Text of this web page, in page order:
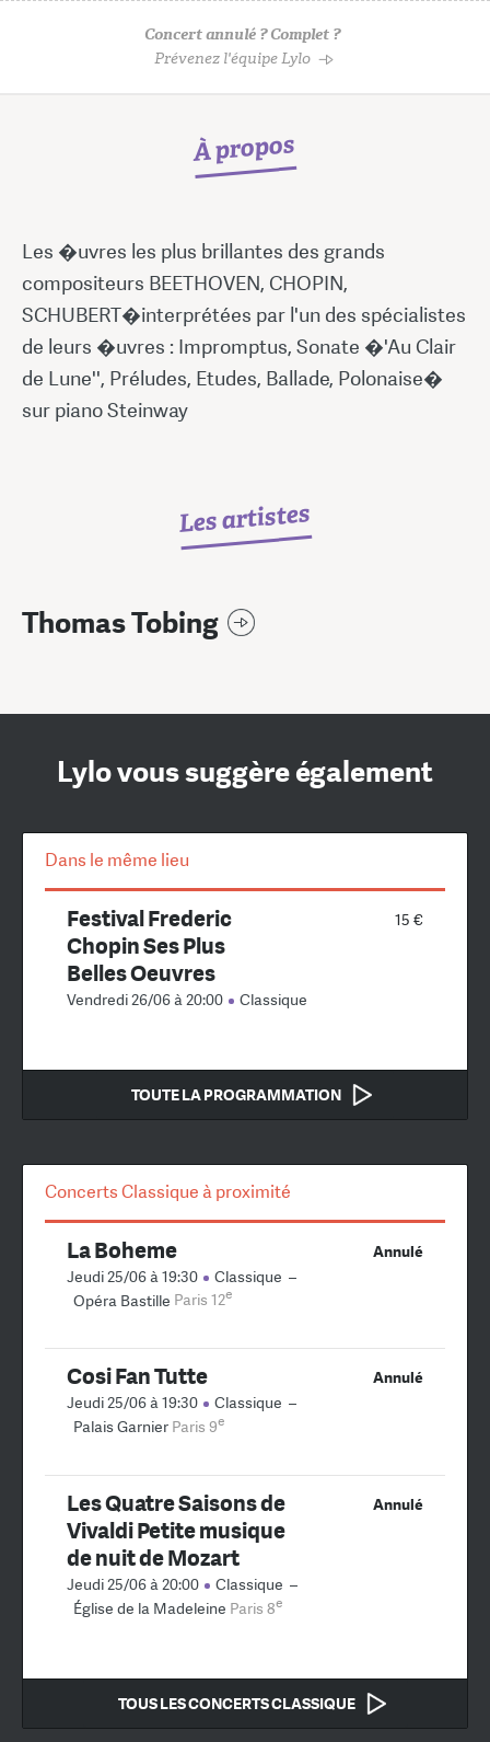
Concert annulé ? Complet ?
Prévenez l'équipe Lylo
À propos
Les �uvres les plus brillantes des grands
compositeurs BEETHOVEN, CHOPIN,
SCHUBERT�interprétées par l'un des spécialistes
de leurs �uvres : Impromptus, Sonate �'Au Clair
de Lune'', Préludes, Etudes, Ballade, Polonaise�
sur piano Steinway
Les artistes
Thomas Tobing
Lylo vous suggère également
Dans le même lieu
15 €
Festival Frederic
Chopin Ses Plus
Belles Oeuvres
Vendredi 26/06 à 20:00 Classique
TOUTE LA PROGRAMMATION
Concerts Classique à proximité
Annulé
La Boheme
Jeudi 25/06 à 19:30 Classique –
Opéra Bastille Paris 12e
Annulé
Cosi Fan Tutte
Jeudi 25/06 à 19:30 Classique –
Palais Garnier Paris 9e
Annulé
Les Quatre Saisons de
Vivaldi Petite musique
de nuit de Mozart
Jeudi 25/06 à 20:00 Classique –
Église de la Madeleine Paris 8e
TOUS LES CONCERTS CLASSIQUE